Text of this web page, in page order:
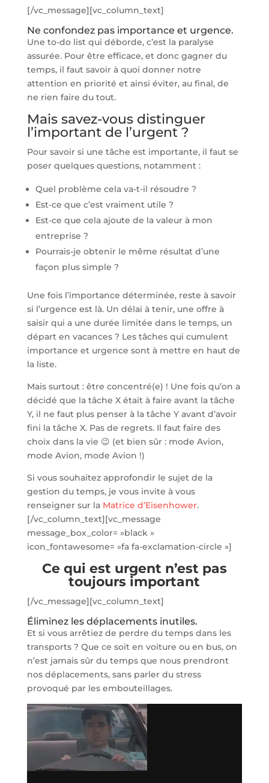
[/vc_message][vc_column_text]
Ne confondez pas importance et urgence.
Une to-do list qui déborde, c’est la paralyse
assurée. Pour être efficace, et donc gagner du
temps, il faut savoir à quoi donner notre
attention en priorité et ainsi éviter, au final, de
ne rien faire du tout.
Mais savez-vous distinguer
l’important de l’urgent ?
Pour savoir si une tâche est importante, il faut se
poser quelques questions, notamment :
Quel problème cela va-t-il résoudre ?
Est-ce que c’est vraiment utile ?
Est-ce que cela ajoute de la valeur à mon
entreprise ?
Pourrais-je obtenir le même résultat d’une
façon plus simple ?
Une fois l’importance déterminée, reste à savoir
si l’urgence est là. Un délai à tenir, une offre à
saisir qui a une durée limitée dans le temps, un
départ en vacances ? Les tâches qui cumulent
importance et urgence sont à mettre en haut de
la liste.
Mais surtout : être concentré(e) ! Une fois qu’on a
décidé que la tâche X était à faire avant la tâche
Y, il ne faut plus penser à la tâche Y avant d’avoir
fini la tâche X. Pas de regrets. Il faut faire des
choix dans la vie 😉 (et bien sûr : mode Avion,
mode Avion, mode Avion !)
Si vous souhaitez approfondir le sujet de la
gestion du temps, je vous invite à vous
renseigner sur la Matrice d’Eisenhower.
[/vc_column_text][vc_message
message_box_color= »black »
icon_fontawesome= »fa fa-exclamation-circle »]
Ce qui est urgent n’est pas
toujours important
[/vc_message][vc_column_text]
Éliminez les déplacements inutiles.
Et si vous arrêtiez de perdre du temps dans les
transports ? Que ce soit en voiture ou en bus, on
n’est jamais sûr du temps que nous prendront
nos déplacements, sans parler du stress
provoqué par les embouteillages.